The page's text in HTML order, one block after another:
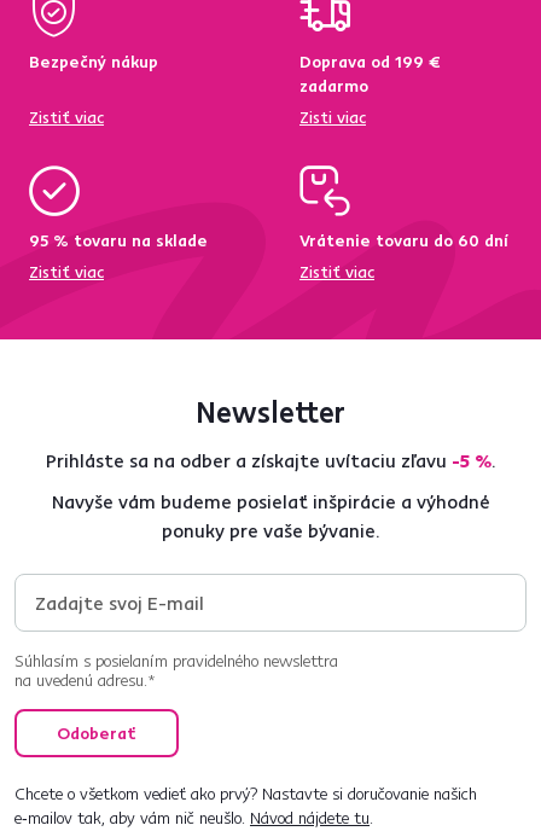
Bezpečný nákup
Zistiť viac
Doprava od 199 €
zadarmo
Zisti viac
95 % tovaru na sklade
Zistiť viac
Vrátenie tovaru do 60 dní
Zistiť viac
Newsletter
Prihláste sa na odber a získajte uvítaciu zľavu -5 %.
Navyše vám budeme posielať inšpirácie a výhodné
ponuky pre vaše bývanie.
Súhlasím s posielaním pravidelného newslettra
na uvedenú adresu.*
Odoberať
Chcete o všetkom vedieť ako prvý? Nastavte si doručovanie našich
e‑mailov tak, aby vám nič neušlo. Návod nájdete tu.